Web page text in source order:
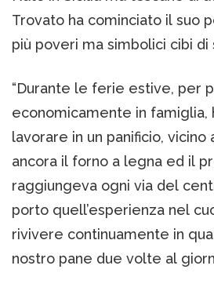
Trovato ha cominciato il suo
più poveri ma simbolici cibi di
“Durante le ferie estive, per
economicamente in famiglia,
lavorare in un panificio, vicino
ancora il forno a legna ed il
raggiungeva ogni via del
porto quell’esperienza nel
rivivere continuamente in
nostro pane due volte al